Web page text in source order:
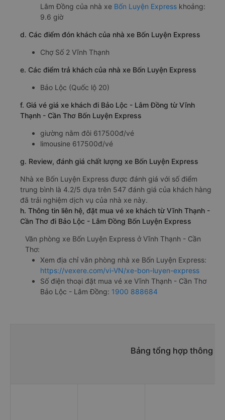
Lâm Đồng của nhà xe Bốn Luyện Express khoảng:
9.6 giờ
d. Các điểm đón khách của nhà xe Bốn Luyện Express
Chợ Số 2 Vĩnh Thạnh
e. Các điểm trả khách của nhà xe Bốn Luyện Express
Bảo Lộc (Quốc lộ 20)
f. Giá vé giá xe khách đi Bảo Lộc - Lâm Đồng từ Vĩnh
Thạnh - Cần Thơ Bốn Luyện Express
giường nằm đôi 617500đ/vé
limousine 617500đ/vé
g. Review, đánh giá chất lượng xe Bốn Luyện Express
Nhà xe Bốn Luyện Express được đánh giá với số điểm
trung bình là 4.2/5 dựa trên 547 đánh giá của khách hàng
đã trải nghiệm dịch vụ của nhà xe này.
h. Thông tin liên hệ, đặt mua vé xe khách từ Vĩnh Thạnh -
Cần Thơ đi Bảo Lộc - Lâm Đồng Bốn Luyện Express
Văn phòng xe Bốn Luyện Express ở Vĩnh Thạnh - Cần
Thơ:
Xem địa chỉ văn phòng nhà xe Bốn Luyện Express:
https://vexere.com/vi-VN/xe-bon-luyen-express
Số điện thoại đặt mua vé xe Vĩnh Thạnh - Cần Thơ
Bảo Lộc - Lâm Đồng: 1900 888684
Bảng tổng hợp thông